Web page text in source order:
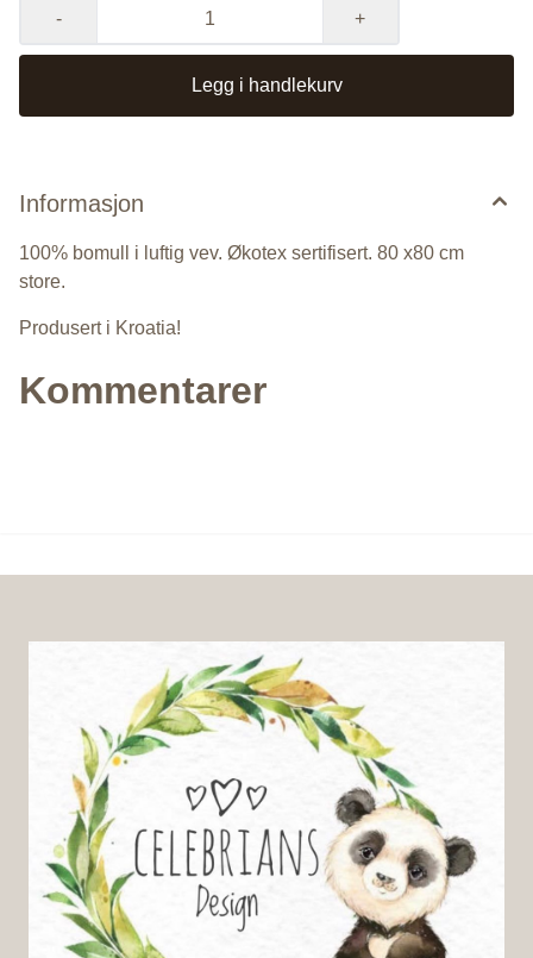
- +
Legg i handlekurv
Informasjon
100% bomull i luftig vev. Økotex sertifisert. 80 x80 cm
store.
Produsert i Kroatia!
Kommentarer